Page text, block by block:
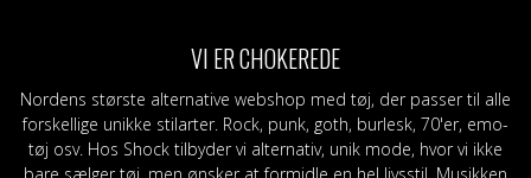
VI ER CHOKEREDE
Nordens største alternative webshop med tøj, der passer til alle
forskellige unikke stilarter. Rock, punk, goth, burlesk, 70'er, emo-
tøj osv. Hos Shock tilbyder vi alternativ, unik mode, hvor vi ikke